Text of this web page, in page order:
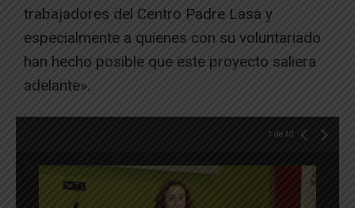
trabajadores del Centro Padre Lasa y
especialmente a quienes con su voluntariado
han hecho posible que este proyecto saliera
adelante».
1 de 10